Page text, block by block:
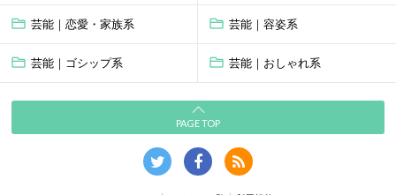
芸能｜恋愛・家族系 芸能｜容姿系
芸能｜ゴシップ系 芸能｜おしゃれ系
PAGE TOP